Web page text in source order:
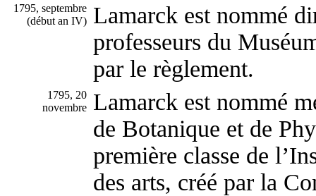
1795, septembre
(début an IV) Lamarck est nommé
professeurs du
par le règlement.
1795, 20
novembre Lamarck est nommé
de Botanique et de
première classe de
des arts, créé par la